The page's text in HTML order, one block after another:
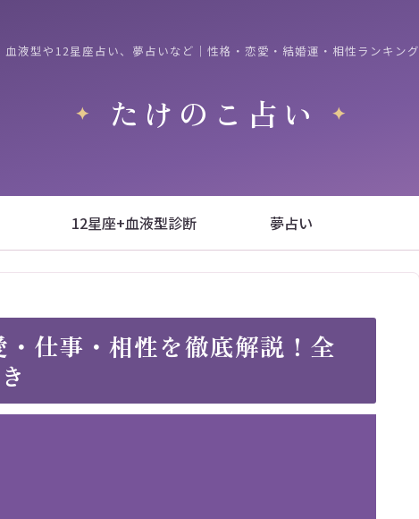
血液型や12星座占い、夢占いなど｜性格・恋愛・結婚運・相性ランキング
たけのこ占い
12星座+血液型診断 夢占い
仕事・相性を徹底解説！全